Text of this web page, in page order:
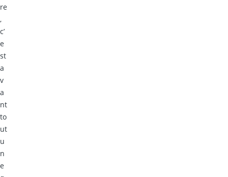
re
,
c’
e
st
a
v
a
nt
to
ut
u
n
e